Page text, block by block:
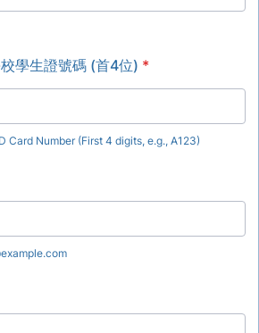
學生證號碼 (首4位) *
Card Number (First 4 digits, e.g., A123)